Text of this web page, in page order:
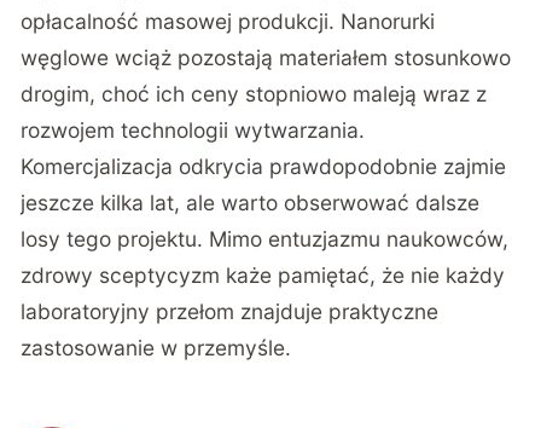
opłacalność masowej produkcji. Nanorurki
węglowe wciąż pozostają materiałem stosunkowo
drogim, choć ich ceny stopniowo maleją wraz z
rozwojem technologii wytwarzania.
Komercjalizacja odkrycia prawdopodobnie zajmie
jeszcze kilka lat, ale warto obserwować dalsze
losy tego projektu. Mimo entuzjazmu naukowców,
zdrowy sceptycyzm każe pamiętać, że nie każdy
laboratoryjny przełom znajduje praktyczne
zastosowanie w przemyśle.